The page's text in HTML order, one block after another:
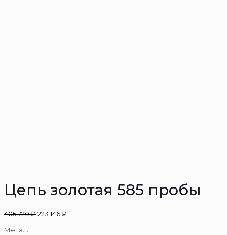
Цепь золотая 585 пробы
405 720₽223 146₽
Металл